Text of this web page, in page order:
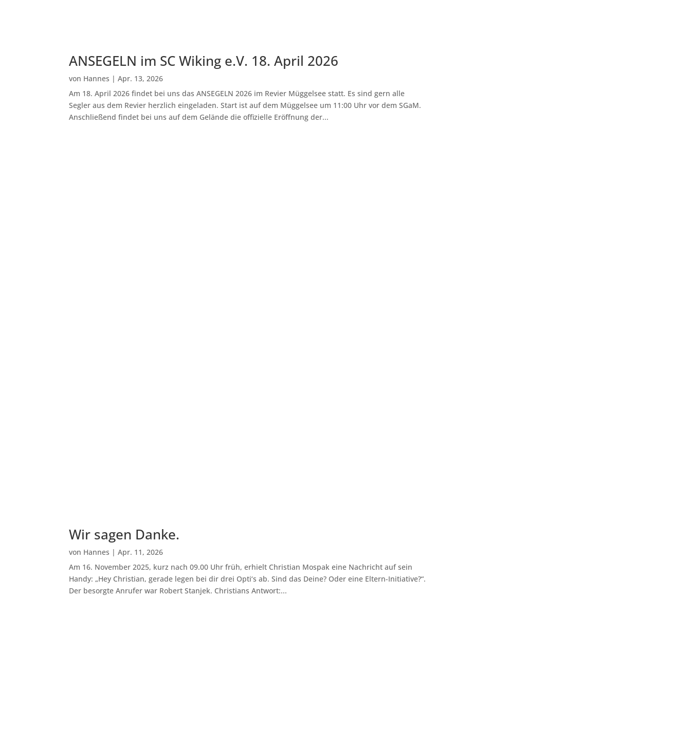
ANSEGELN im SC Wiking e.V. 18. April 2026
von Hannes |Apr. 13, 2026
Am 18. April 2026 findet bei uns das ANSEGELN 2026 im Revier Müggelsee statt. Es sind gern alle
Segler aus dem Revier herzlich eingeladen. Start ist auf dem Müggelsee um 11:00 Uhr vor dem SGaM.
Anschließend findet bei uns auf dem Gelände die offizielle Eröffnung der...
Wir sagen Danke.
von Hannes |Apr. 11, 2026
Am 16. November 2025, kurz nach 09.00 Uhr früh, erhielt Christian Mospak eine Nachricht auf sein
Handy: „Hey Christian, gerade legen bei dir drei Opti‘s ab. Sind das Deine? Oder eine Eltern-Initiative?“.
Der besorgte Anrufer war Robert Stanjek. Christians Antwort:...